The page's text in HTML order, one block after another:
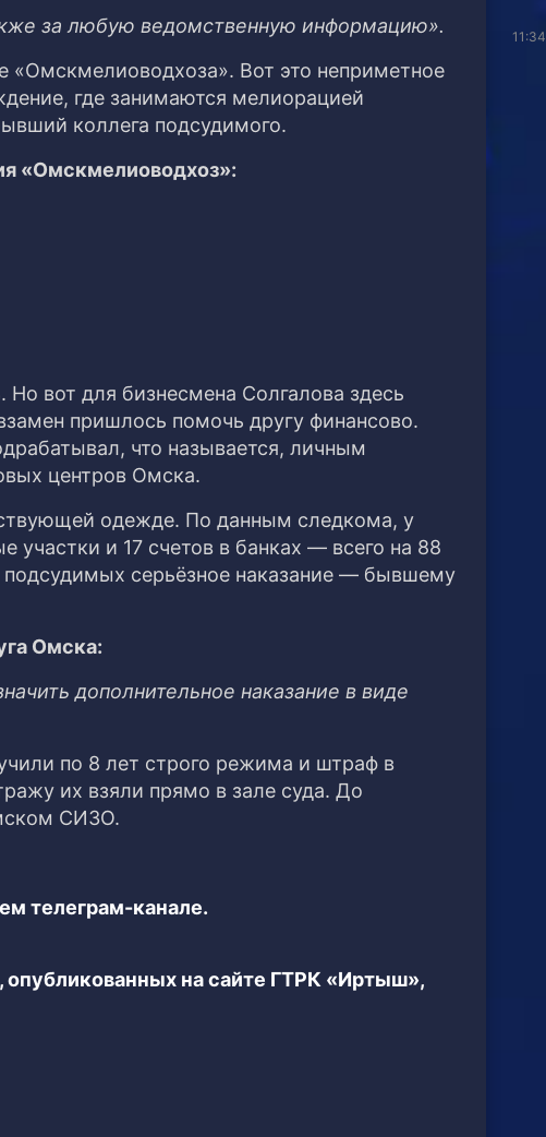
за любую ведомственную информацию».
«Омскмелиоводхоза». Вот это неприметное
где занимаются мелиорацией
коллега подсудимого.
«Омскмелиоводхоз»:
вот для бизнесмена Солгалова здесь
пришлось помочь другу финансово.
что называется, личным
центров Омска.
одежде. По данным следкома, у
и 17 счетов в банках — всего на 88
серьёзное наказание — бывшему
Омска:
дополнительное наказание в виде
по 8 лет строго режима и штраф в
их взяли прямо в зале суда. До
СИЗО.
телеграм-канале.
опубликованных на сайте ГТРК «Иртыш»,
11:34